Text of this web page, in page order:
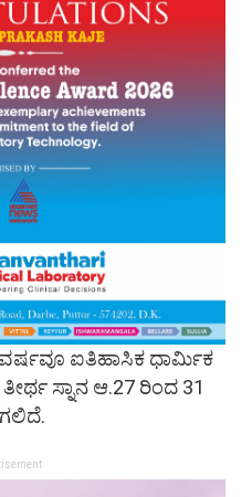
ಐತಿಹಾಸಿಕ ಧಾರ್ಮಿಕ
ಸ್ನಾನ ಆ.27 ರಿಂದ 31